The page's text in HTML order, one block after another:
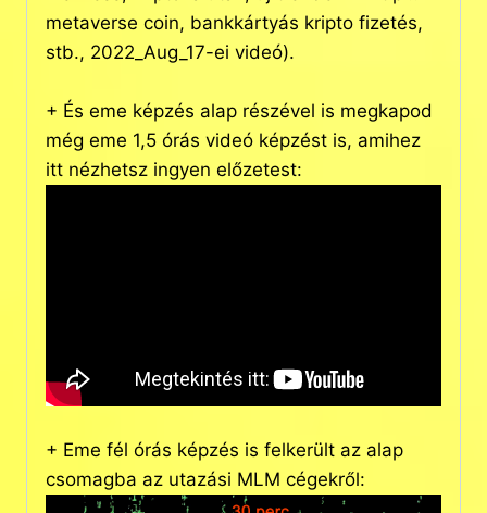
metaverse coin, bankkártyás kripto fizetés,
stb., 2022_Aug_17-ei videó).
+ És eme képzés alap részével is megkapod
még eme 1,5 órás videó képzést is, amihez
itt nézhetsz ingyen előzetest:
+ Eme fél órás képzés is felkerült az alap
csomagba az utazási MLM cégekről: